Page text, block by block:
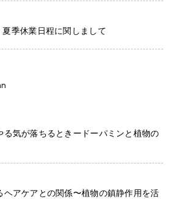
夏季休業日程に関しまして
る気が落ちるときードーパミンと植物の
ヘアケアとの関係〜植物の鎮静作用を活